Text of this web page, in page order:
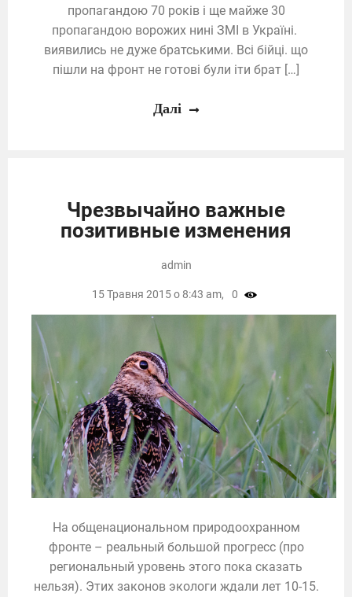
пропагандою 70 років і ще майже 30
пропагандою ворожих нині ЗМІ в Україні.
виявились не дуже братськими. Всі бійці. що
пішли на фронт не готові були іти брат […]
Далі
Чрезвычайно важные
позитивные изменения
На общенациональном природоохранном
фронте – реальный большой прогресс (про
региональный уровень этого пока сказать
нельзя). Этих законов экологи ждали лет 10-15.
admin
15 Травня 2015 о 8:43 am, 0